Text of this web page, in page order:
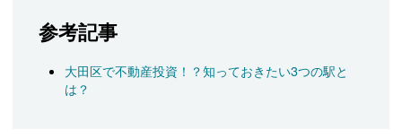
参考記事
大田区で不動産投資！？知っておきたい3つの駅と
は？